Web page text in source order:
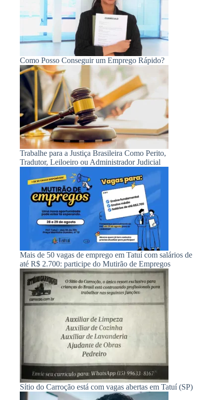
Como Posso Conseguir um Emprego Rápido?
Trabalhe para a Justiça Brasileira Como Perito,
Tradutor, Leiloeiro ou Administrador Judicial
Mais de 50 vagas de emprego em Tatuí com salários de
até R$ 2.700: participe do Mutirão de Empregos
Sítio do Carroção está com vagas abertas em Tatuí (SP)